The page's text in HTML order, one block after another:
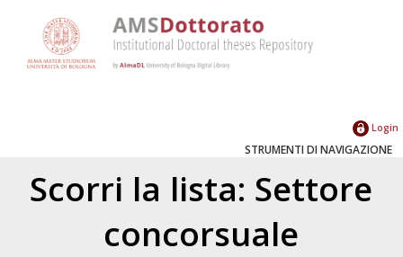
Login
STRUMENTI DI NAVIGAZIONE
Scorri la lista: Settore
concorsuale